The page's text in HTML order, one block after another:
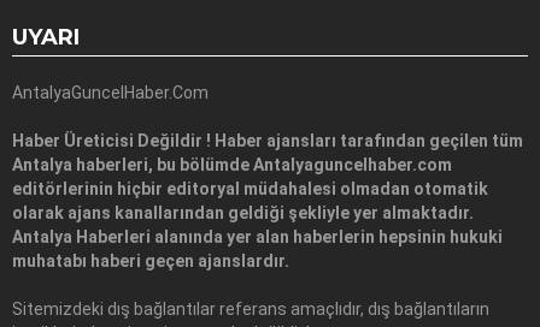
UYARI
AntalyaGuncelHaber.Com
Haber Üreticisi Değildir ! Haber ajansları tarafından geçilen tüm
Antalya haberleri, bu bölümde Antalyaguncelhaber.com
editörlerinin hiçbir editoryal müdahalesi olmadan otomatik
olarak ajans kanallarından geldiği şekliyle yer almaktadır.
Antalya Haberleri alanında yer alan haberlerin hepsinin hukuki
muhatabı haberi geçen ajanslardır.
Sitemizdeki dış bağlantılar referans amaçlıdır, dış bağlantıların